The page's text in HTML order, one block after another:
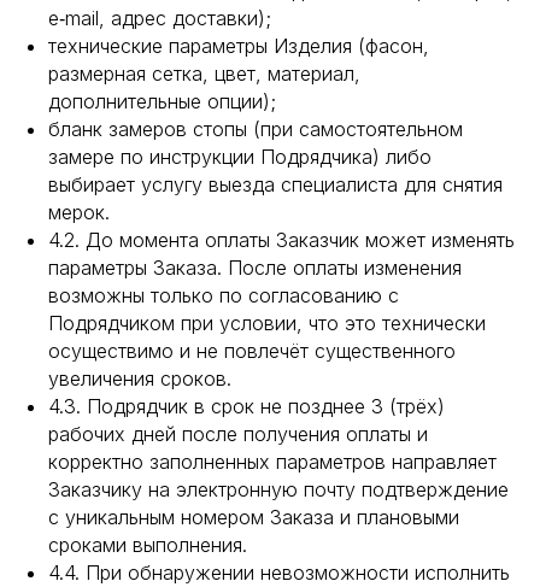
e‑mail, адрес доставки);
технические параметры Изделия (фасон,
размерная сетка, цвет, материал,
дополнительные опции);
бланк замеров стопы (при самостоятельном
замере по инструкции Подрядчика) либо
выбирает услугу выезда специалиста для снятия
мерок.
4.2. До момента оплаты Заказчик может изменять
параметры Заказа. После оплаты изменения
возможны только по согласованию с
Подрядчиком при условии, что это технически
осуществимо и не повлечёт существенного
увеличения сроков.
4.3. Подрядчик в срок не позднее 3 (трёх)
рабочих дней после получения оплаты и
корректно заполненных параметров направляет
Заказчику на электронную почту подтверждение
с уникальным номером Заказа и плановыми
сроками выполнения.
4.4. При обнаружении невозможности исполнить